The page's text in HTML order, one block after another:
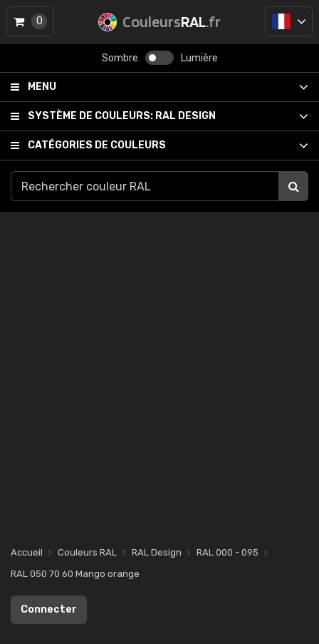
CouleursRAL.fr
Sombre Lumière
MENU
SYSTÈME DE COULEURS: RAL DESIGN
CATÉGORIES DE COULEURS
0
Accueil Couleurs RAL RAL Design
RAL 000 - 095
RAL 050 70 60 Mango orange
Connecter